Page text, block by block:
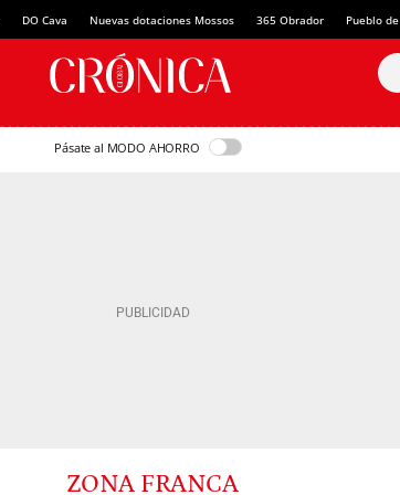
DO Cava Nuevas dotaciones Mossos 365 Obrador Pueblo
Pásate al MODO AHORRO
ZONA FRANCA